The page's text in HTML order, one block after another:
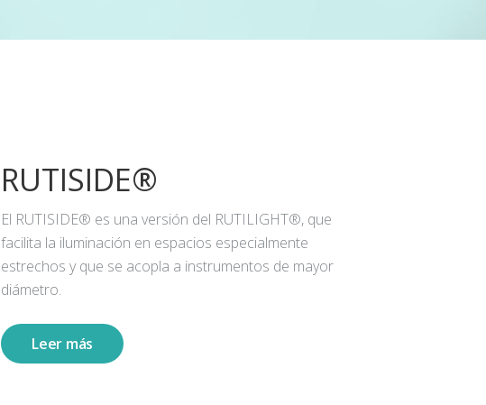
RUTISIDE®
El RUTISIDE® es una versión del RUTILIGHT®, que
facilita la iluminación en espacios especialmente
estrechos y que se acopla a instrumentos de mayor
diámetro.
Leer más